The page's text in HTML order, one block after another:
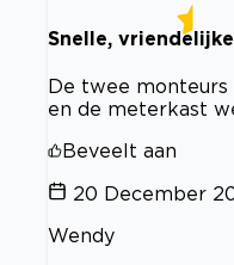
Snelle,
De twee
en de meterkast
Beveelt aan
20 December
Wendy